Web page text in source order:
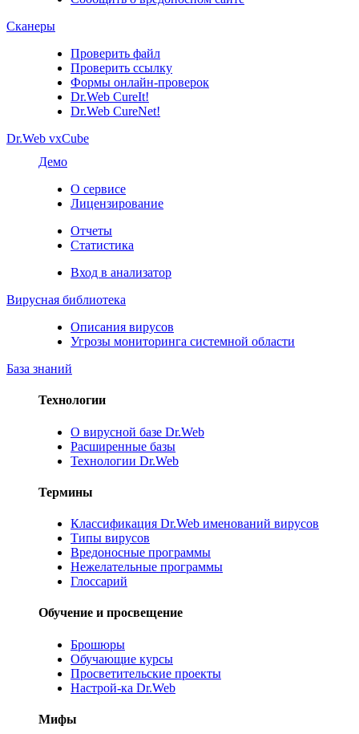
Сканеры
Проверить файл
Проверить ссылку
Формы онлайн-проверок
Dr.Web CureIt!
Dr.Web CureNet!
Dr.Web vxCube
Демо
О сервисе
Лицензирование
Отчеты
Статистика
Вход в анализатор
Вирусная библиотека
Описания вирусов
Угрозы мониторинга системной области
База знаний
Технологии
О вирусной базе Dr.Web
Расширенные базы
Технологии Dr.Web
Термины
Классификация Dr.Web именований вирусов
Типы вирусов
Вредоносные программы
Нежелательные программы
Глоссарий
Обучение и просвещение
Брошюры
Обучающие курсы
Просветительские проекты
Настрой-ка Dr.Web
Мифы